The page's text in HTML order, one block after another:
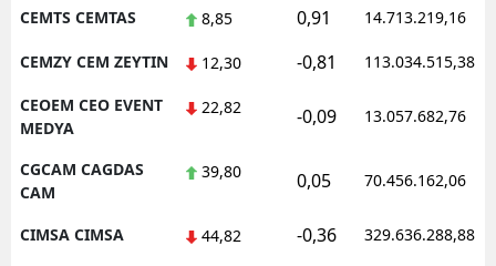
CEMTS CEMTAS 8,85 0,91 14.713.219,16
CEMZY CEM ZEYTIN 12,30 -0,81 113.034.515,38
CEOEM CEO EVENT
MEDYA
22,82 -0,09 13.057.682,76
CGCAM CAGDAS
CAM
39,80 0,05 70.456.162,06
CIMSA CIMSA 44,82 -0,36 329.636.288,88